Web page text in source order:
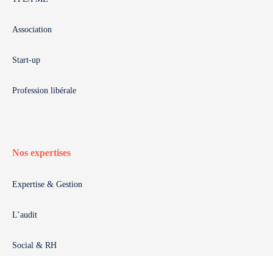
Association
Start-up
Profession libérale
Nos expertises
Expertise & Gestion
L’audit
Social & RH